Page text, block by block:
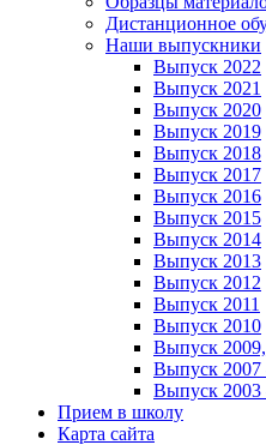
Дистанционное
Наши выпускники
Выпуск 2022
Выпуск 2021
Выпуск 2020
Выпуск 2019
Выпуск 2018
Выпуск 2017
Выпуск 2016
Выпуск 2015
Выпуск 2014
Выпуск 2013
Выпуск 2012
Выпуск 2011
Выпуск 2010
Выпуск
Выпуск 2007
Выпуск 2003
Прием в школу
Карта сайта